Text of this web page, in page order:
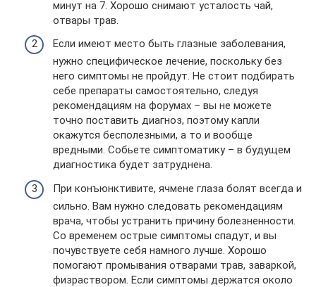
минут на 7. Хорошо снимают усталость чай,
отвары трав.
Если имеют место быть глазные заболевания,
нужно специфическое лечение, поскольку без
него симптомы не пройдут. Не стоит подбирать
себе препараты самостоятельно, следуя
рекомендациям на форумах – вы не можете
точно поставить диагноз, поэтому капли
окажутся бесполезными, а то и вообще
вредными. Собьете симптоматику – в будущем
диагностика будет затруднена.
При конъюнктивите, ячмене глаза болят всегда и
сильно. Вам нужно следовать рекомендациям
врача, чтобы устранить причину болезненности.
Со временем острые симптомы спадут, и вы
почувствуете себя намного лучше. Хорошо
помогают промывания отварами трав, заваркой,
физраствором. Если симптомы держатся около